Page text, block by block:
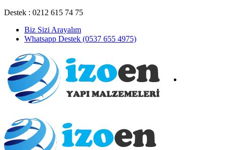
Destek : 0212 615 74 75
Biz Sizi Arayalım
Whatsapp Destek (0537 655 4975)